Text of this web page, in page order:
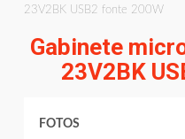
23V2BK USB2 fonte 200W
Gabinete
23V2BK
FOTOS